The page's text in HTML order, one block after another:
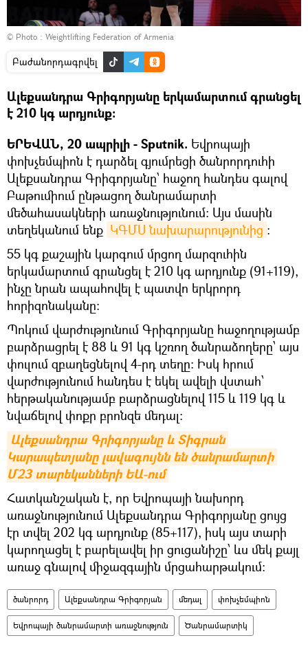
© Photo : Weightlifting Federation of Armenia
Բաժանորդագրվել
Ալեքսանդրա Գրիգորյանը երկամարտում գրանցել
է 210 կգ արդյունք։
ԵՐԵՎԱՆ, 20 ապրիլի - Sputnik. Եվրոպայի
փոխչեմպիոն է դարձել գյումրեցի ծանրորդուհի
Ալեքսանդրա Գրիգորյանը՝ հաջող հանդես գալով
Բաթումիում ընթացող ծանրամարտի
մեծահասակների առաջնությունում։ Այս մասին
տեղեկանում ենք ԿԳՄՍ նախարարությունից ։
55 կգ քաշային կարգում մրցող մարզուհին
երկամարտում գրանցել է 210 կգ արդյունք (91+119),
ինչը նրան ապահովել է պատվո երկրորդ
հորիզոնականը։
Պոկում վարժությունում Գրիգորյանը հաջողությամբ
բարձրացրել է 88 և 91 կգ կշռող ծանրաձողերը՝ այս
փուլում զբաղեցնելով 4-րդ տեղը։ Իսկ հրում
վարժությունում հանդես է եկել ավելի վստահ՝
հերթականությամբ բարձրացնելով 115 և 119 կգ և
նվաճելով փոքր բրոնզե մեդալ։
Ալեքսանդրա Գրիգորյանը և Տիգրան
Կարապետյանը լավագույնն են ծանրամարտի
Մ23 տարեկանների ԵԱ-ում
Հատկանշական է, որ Եվրոպայի նախորդ
առաջնությունում Ալեքսանդրա Գրիգորյանը ցույց
էր տվել 202 կգ արդյունք (85+117), իսկ այս տարի
կարողացել է բարելավել իր ցուցանիշը՝ ևս մեկ քայլ
առաջ գնալով միջազգային մրցահարթակում։
ծանրորդ Ալեքսանդրա Գրիգորյան մեդալ փոխչեմպիոն
Եվրոպայի ծանրամարտի առաջնություն Ծանրամարտիկ